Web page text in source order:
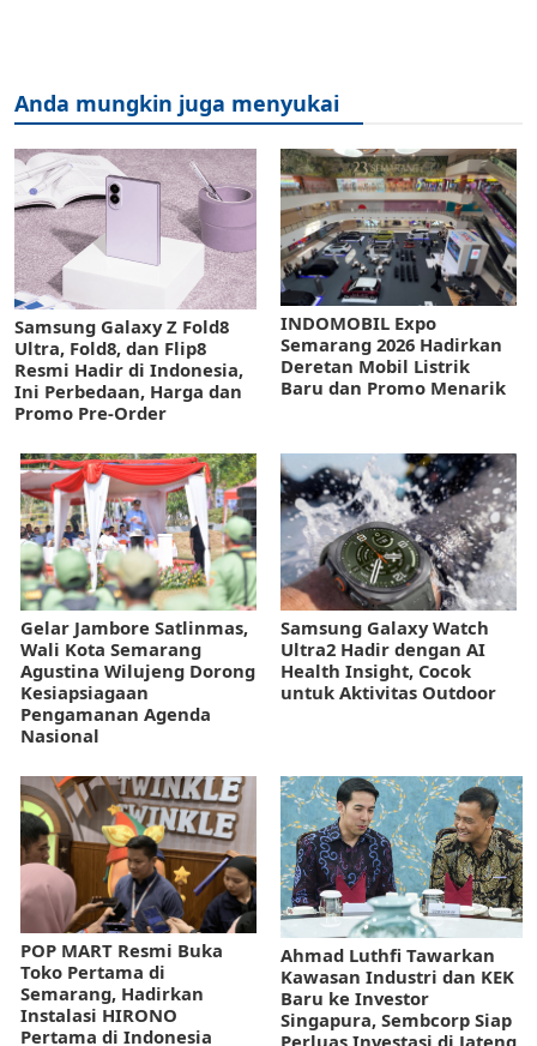
Anda mungkin juga menyukai
Samsung Galaxy Z Fold8
Ultra, Fold8, dan Flip8
Resmi Hadir di Indonesia,
Ini Perbedaan, Harga dan
Promo Pre-Order
INDOMOBIL Expo
Semarang 2026 Hadirkan
Deretan Mobil Listrik
Baru dan Promo Menarik
Gelar Jambore Satlinmas,
Wali Kota Semarang
Agustina Wilujeng Dorong
Kesiapsiagaan
Pengamanan Agenda
Nasional
Samsung Galaxy Watch
Ultra2 Hadir dengan AI
Health Insight, Cocok
untuk Aktivitas Outdoor
POP MART Resmi Buka
Toko Pertama di
Semarang, Hadirkan
Instalasi HIRONO
Pertama di Indonesia
Ahmad Luthfi Tawarkan
Kawasan Industri dan KEK
Baru ke Investor
Singapura, Sembcorp Siap
Perluas Investasi di Jateng